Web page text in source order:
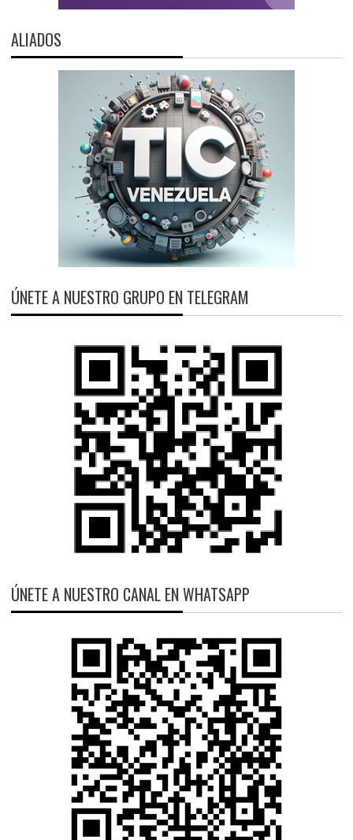
ALIADOS
ÚNETE A NUESTRO GRUPO EN TELEGRAM
ÚNETE A NUESTRO CANAL EN WHATSAPP